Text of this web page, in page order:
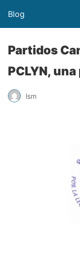
Blog
Partidos
PCLYN,
lsm